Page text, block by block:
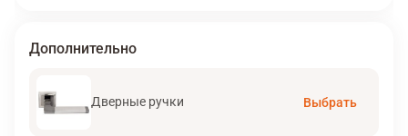
Дополнительно
Дверные ручки Выбрать